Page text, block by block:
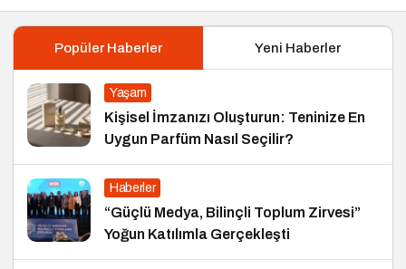
Popüler Haberler Yeni Haberler
Yaşam
Kişisel İmzanızı Oluşturun: Teninize En
Uygun Parfüm Nasıl Seçilir?
Haberler
“Güçlü Medya, Bilinçli Toplum Zirvesi”
Yoğun Katılımla Gerçekleşti